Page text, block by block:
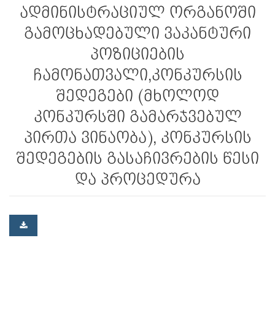
ადმინისტრაციულ ორგანოში
გამოცხადებული ვაკანტური
პოზიციების
ჩამონათვალი,კონკურსის
შედეგები (მხოლოდ
კონკურსში გამარჯვებულ
პირთა ვინაობა), კონკურსის
შედეგების გასაჩივრების წესი
და პროცედურა